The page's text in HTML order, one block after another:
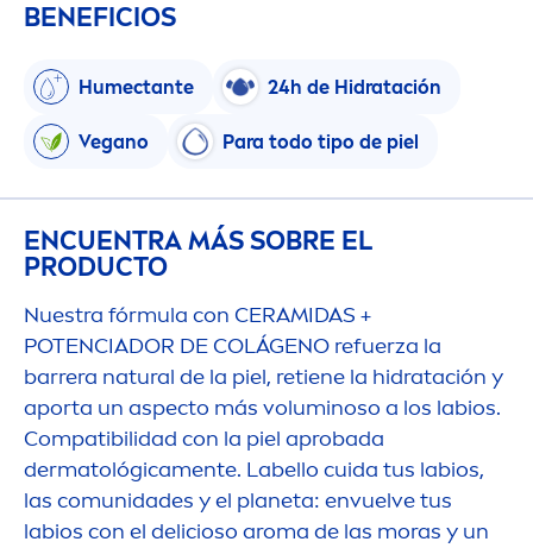
BENEFICIOS
Humectante 24h de Hidratación
Vegano Para todo tipo de piel
ENCUENTRA MÁS SOBRE EL
PRODUCTO
Nuestra fórmula con CERAMIDAS +
POTENCIADOR DE COLÁGENO refuerza la
barrera natural de la piel, retiene la hidratación y
aporta un aspecto más voluminoso a los labios.
Compatibilidad con la piel aprobada
dermatológicamente. Labello cuida tus labios,
las comunidades y el planeta: envuelve tus
labios con el delicioso aroma de las moras y un